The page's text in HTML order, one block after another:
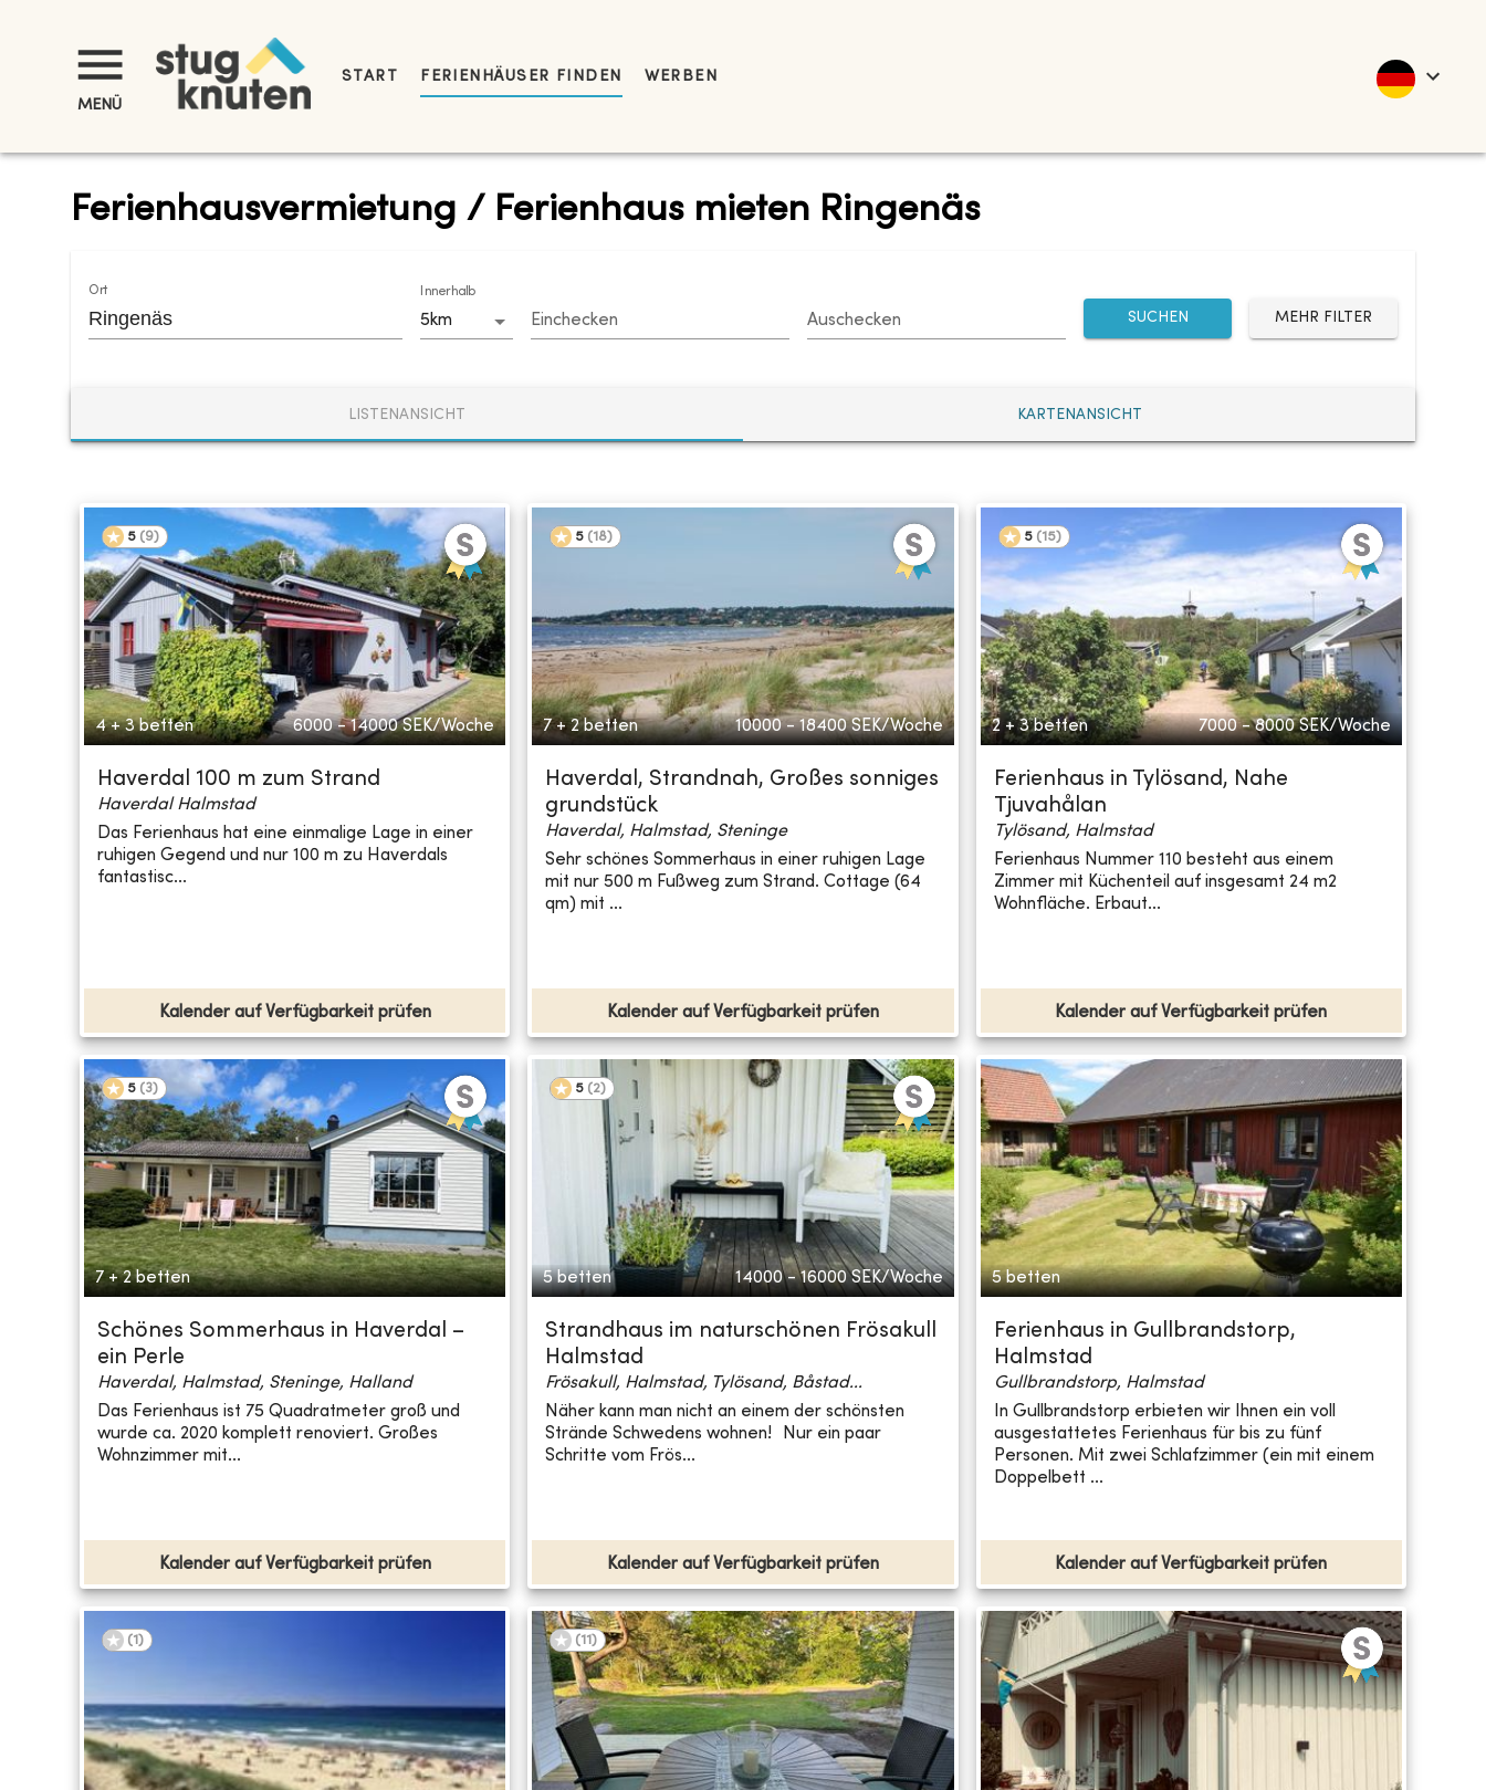
MENÜ
START FERIENHÄUSER FINDEN WERBEN
Ferienhausvermietung / Ferienhaus mieten Ringenäs
Ort Innerhalb
5km Einchecken Auschecken SUCHEN MEHR FILTER
LISTENANSICHT KARTENANSICHT
5 (9)
4 + 3 betten 6000 - 14000 SEK/Woche
Haverdal 100 m zum Strand
Haverdal Halmstad
Das Ferienhaus hat eine einmalige Lage in einer
ruhigen Gegend und nur 100 m zu Haverdals
fantastisc...
Kalender auf Verfügbarkeit prüfen
5 (18)
7 + 2 betten 10000 - 18400 SEK/Woche
Haverdal, Strandnah, Großes sonniges
grundstück
Haverdal, Halmstad, Steninge
Sehr schönes Sommerhaus in einer ruhigen Lage
mit nur 500 m Fußweg zum Strand. Cottage (64
qm) mit ...
Kalender auf Verfügbarkeit prüfen
5 (15)
2 + 3 betten 7000 - 8000 SEK/Woche
Ferienhaus in Tylösand, Nahe
Tjuvahålan
Tylösand, Halmstad
Ferienhaus Nummer 110 besteht aus einem
Zimmer mit Küchenteil auf insgesamt 24 m2
Wohnfläche. Erbaut...
Kalender auf Verfügbarkeit prüfen
5 (3)
7 + 2 betten
Schönes Sommerhaus in Haverdal –
ein Perle
Haverdal, Halmstad, Steninge, Halland
Das Ferienhaus ist 75 Quadratmeter groß und
wurde ca. 2020 komplett renoviert. Großes
Wohnzimmer mit...
Kalender auf Verfügbarkeit prüfen
5 (2)
5 betten 14000 - 16000 SEK/Woche
Strandhaus im naturschönen Frösakull
Halmstad
Frösakull, Halmstad, Tylösand, Båstad...
Näher kann man nicht an einem der schönsten
Strände Schwedens wohnen! Nur ein paar
Schritte vom Frös...
Kalender auf Verfügbarkeit prüfen
5 betten
Ferienhaus in Gullbrandstorp,
Halmstad
Gullbrandstorp, Halmstad
In Gullbrandstorp erbieten wir Ihnen ein voll
ausgestattetes Ferienhaus für bis zu fünf
Personen. Mit zwei Schlafzimmer (ein mit einem
Doppelbett ...
Kalender auf Verfügbarkeit prüfen
(1 ) (11 )